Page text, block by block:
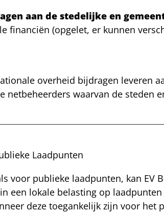
aan de stedelijke en
financiën (opgelet, er kunnen
overheid bijdragen leveren
waarvan de steden
Laadpunten
voor publieke laadpunten, kan EV
een lokale belasting op
deze toegankelijk zijn voor het